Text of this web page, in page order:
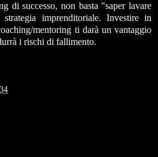
di successo, non basta "saper lavare
imprenditoriale. Investire in
mentoring ti darà un vantaggio
i rischi di fallimento.